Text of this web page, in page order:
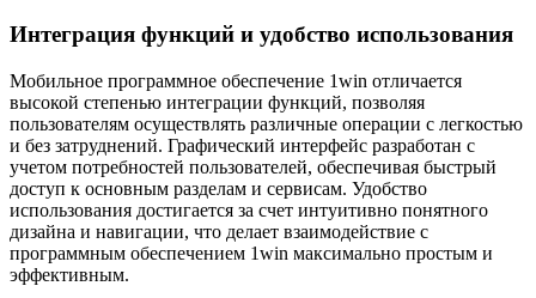
Интеграция функций и удобство использования
Мобильное программное обеспечение 1win отличается
высокой степенью интеграции функций, позволяя
пользователям осуществлять различные операции с легкостью
и без затруднений. Графический интерфейс разработан с
учетом потребностей пользователей, обеспечивая быстрый
доступ к основным разделам и сервисам. Удобство
использования достигается за счет интуитивно понятного
дизайна и навигации, что делает взаимодействие с
программным обеспечением 1win максимально простым и
эффективным.